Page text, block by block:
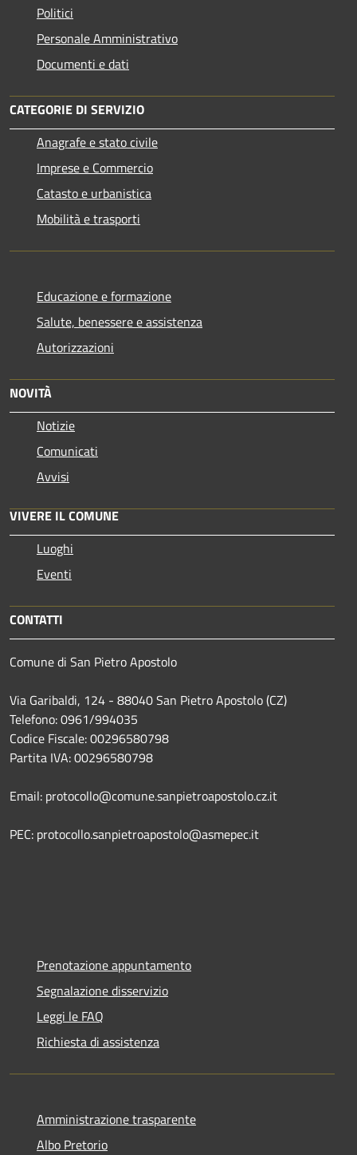
Politici
Personale Amministrativo
Documenti e dati
CATEGORIE DI SERVIZIO
Anagrafe e stato civile
Imprese e Commercio
Catasto e urbanistica
Mobilità e trasporti
Educazione e formazione
Salute, benessere e assistenza
Autorizzazioni
NOVITÀ
Notizie
Comunicati
Avvisi
VIVERE IL COMUNE
Luoghi
Eventi
CONTATTI
Comune di San Pietro Apostolo
Via Garibaldi, 124 - 88040 San Pietro Apostolo (CZ)
Telefono: 0961/994035
Codice Fiscale: 00296580798
Partita IVA: 00296580798
Email: protocollo@comune.sanpietroapostolo.cz.it
PEC: protocollo.sanpietroapostolo@asmepec.it
Prenotazione appuntamento
Segnalazione disservizio
Leggi le FAQ
Richiesta di assistenza
Amministrazione trasparente
Albo Pretorio